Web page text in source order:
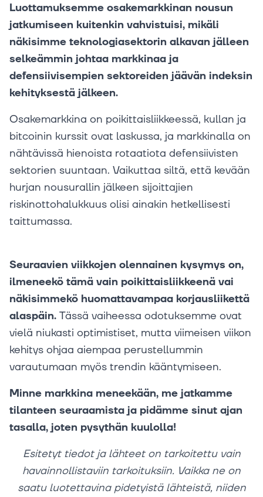
Luottamuksemme osakemarkkinan nousun
jatkumiseen kuitenkin vahvistuisi, mikäli
näkisimme teknologiasektorin alkavan jälleen
selkeämmin johtaa markkinaa ja
defensiivisempien sektoreiden jäävän indeksin
kehityksestä jälkeen.
Osakemarkkina on poikittaisliikkeessä, kullan ja
bitcoinin kurssit ovat laskussa, ja markkinalla on
nähtävissä hienoista rotaatiota defensiivisten
sektorien suuntaan. Vaikuttaa siltä, että kevään
hurjan nousurallin jälkeen sijoittajien
riskinottohalukkuus olisi ainakin hetkellisesti
taittumassa.
Seuraavien viikkojen olennainen kysymys on,
ilmeneekö tämä vain poikittaisliikkeenä vai
näkisimmekö huomattavampaa korjausliikettä
alaspäin. Tässä vaiheessa odotuksemme ovat
vielä niukasti optimistiset, mutta viimeisen viikon
kehitys ohjaa aiempaa perustellummin
varautumaan myös trendin kääntymiseen.
Minne markkina meneekään, me jatkamme
tilanteen seuraamista ja pidämme sinut ajan
tasalla, joten pysythän kuulolla!
Esitetyt tiedot ja lähteet on tarkoitettu vain
havainnollistaviin tarkoituksiin. Vaikka ne on
saatu luotettavina pidetyistä lähteistä, niiden